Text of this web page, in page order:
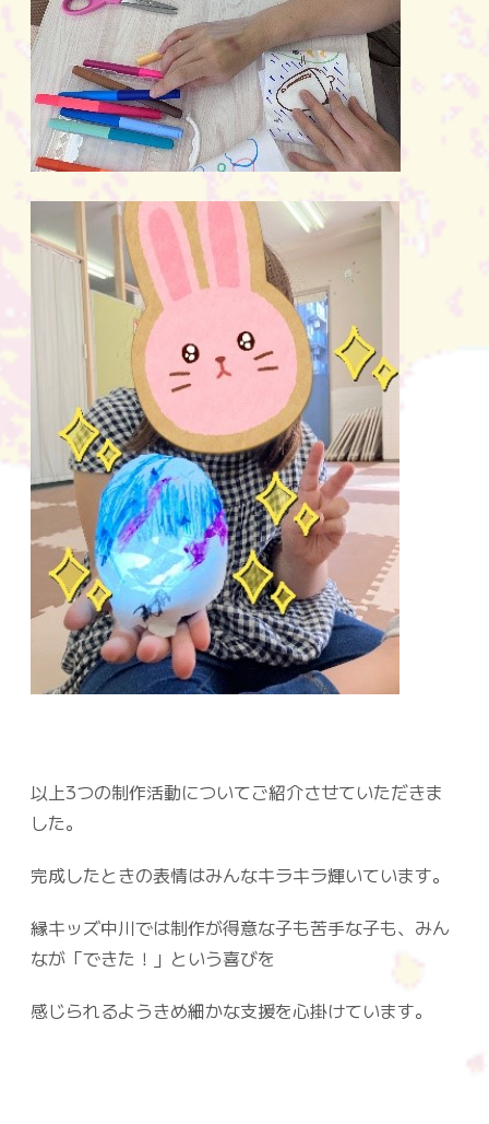
以上3つの制作活動についてご紹介させていただきま
した。
完成したときの表情はみんなキラキラ輝いています。
縁キッズ中川では制作が得意な子も苦手な子も、みん
なが「できた！」という喜びを
感じられるようきめ細かな支援を心掛けています。